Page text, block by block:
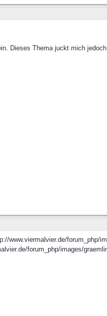
Dieses Thema juckt mich
www.viermalvier.de/forum_php/
forum_php/images/